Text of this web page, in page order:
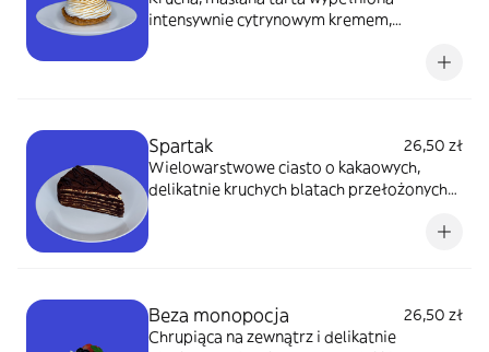
intensywnie cytrynowym kremem,
Spartak
26,50 zł
Wielowarstwowe ciasto o kakaowych,
delikatnie kruchych blatach przełożonych
Beza monopocja
26,50 zł
Chrupiąca na zewnątrz i delikatnie